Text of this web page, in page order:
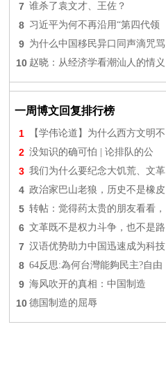
7 谁杀了袁文才、王佐？
8 习近平为何不再沿用“第四代领
9 为什么中国移民异口同声滴咒骂
10 赵晓：从经济学看潮汕人的情义
一周博文回复排行榜
1 【学伟论道】为什么西方文明不
2 没知识的确可怕 | 论排队的公
3 我们为什么要纪念大饥荒、文革
4 政治家巴山老狼，历史不是橡皮
5 转帖：觉得药太贵的朋友看看，
6 文革既不是权力斗争，也不是路
7 汉语优势助力中国迅速成为科技
8 64反思:為何台灣能夠民主?自由
9 海风吹开的真相：中国制造
10 德国制造的屈辱